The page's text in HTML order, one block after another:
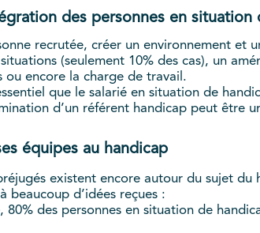
des personnes en situation
recrutée, créer un environnement et
(seulement 10% des cas), un
ou encore la charge de travail.
que le salarié en situation de
d’un référent handicap peut être
équipes au handicap
existent encore autour du sujet du
beaucoup d’idées reçues :
80% des personnes en situation de